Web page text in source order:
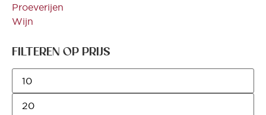
Proeverijen
Wijn
FILTEREN OP PRIJS